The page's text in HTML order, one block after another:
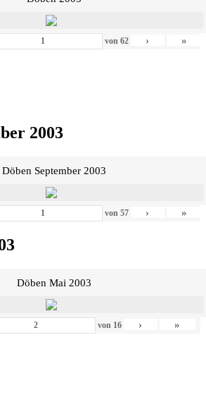
von 62 › »
2003
Döben September 2003
von 57 › »
Döben Mai 2003
von 16 › »